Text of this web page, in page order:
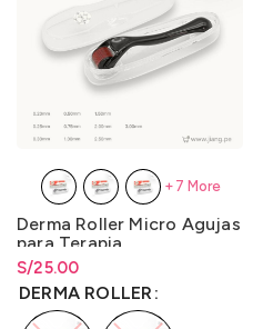
Derma Roller Micro Agujas
para Terapia
S/25.00
Rango de precios: desde
S/25.00 hasta S/25.00
DERMA ROLLER
+7 More